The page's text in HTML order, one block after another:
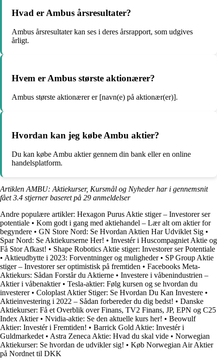
Hvad er Ambus årsresultater?
Ambus årsresultater kan ses i deres årsrapport, som udgives
årligt.
Hvem er Ambus største aktionærer?
Ambus største aktionærer er [navn(e) på aktionær(er)].
Hvordan kan jeg købe Ambu aktier?
Du kan købe Ambu aktier gennem din bank eller en online
handelsplatform.
Artiklen AMBU: Aktiekurser, Kursmål og Nyheder har i gennemsnit
fået3.4 stjerner baseret på 29 anmeldelser
Andre populære artikler: Hexagon Purus Aktie stiger – Investorer ser
potentiale • Kom godt i gang med aktiehandel – Lær alt om aktier for
begyndere • GN Store Nord: Se Hvordan Aktien Har Udviklet Sig •
Spar Nord: Se Aktiekurserne Her! • Investér i Huscompagniet Aktie og
Få Stor Afkast! • Shape Robotics Aktie stiger: Investorer ser Potentiale
• Aktieudbytte i 2023: Forventninger og muligheder• SP Group Aktie
stiger – Investorer ser optimistisk på fremtiden • Facebooks Meta-
Aktiekurs: Sådan Forstår du Aktierne • Investere i våbenindustrien –
Aktier i våbenaktier• Tesla-aktier: Følg kursen og se hvordan du
investerer• Coloplast Aktier Stiger: Se Hvordan Du Kan Investere •
Aktieinvestering i 2022 – Sådan forbereder du dig bedst! • Danske
Aktiekurser: Få et Overblik over Finans, TV2 Finans, JP, EPN og C25
Index Aktier• Nvidia-aktie: Se den aktuelle kurs her! • Beowulf
Aktier: Investér i Fremtiden! • Barrick Gold Aktie: Investér i
Guldmarkedet • Astra Zeneca Aktie: Hvad du skal vide • Norwegian
Aktiekurser: Se hvordan de udvikler sig! • Køb Norwegian Air Aktier
på Nordnet til DKK